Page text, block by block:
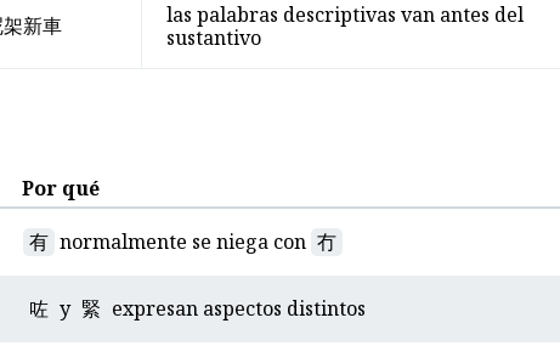
新車
las palabras descriptivas van antes del
sustantivo
Por qué
有 normalmente se niega con 冇
咗 y 緊 expresan aspectos distintos